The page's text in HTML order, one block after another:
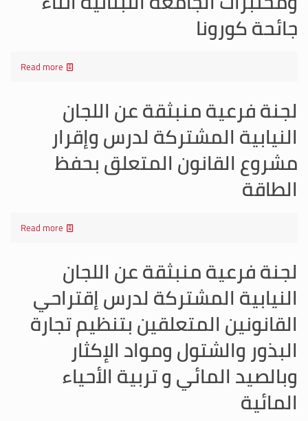
جائحة كورونا
Read more
لجنة فرعية منبثقة عن اللجان
النيابية المشتركة لدرس وإقرار
مشروع القانون المتعلق بحفظ
الطاقة
Read more
لجنة فرعية منبثقة عن اللجان
النيابية المشتركة لدرس إقتراحي
القانونين المتعلقين بتنظيم تجارة
البذور والشتول ومواد الإكثار
وبالصيد المائي و تربية الأحياء
المائية